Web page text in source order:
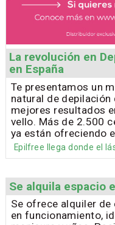
La revolución en
en España
Te presentamos un
natural de
mejores resultados
vello. Más de 2.500
ya están ofreciendo
Epilfree llega donde el
Se alquila espacio
Se ofrece alquiler
en funcionamiento,